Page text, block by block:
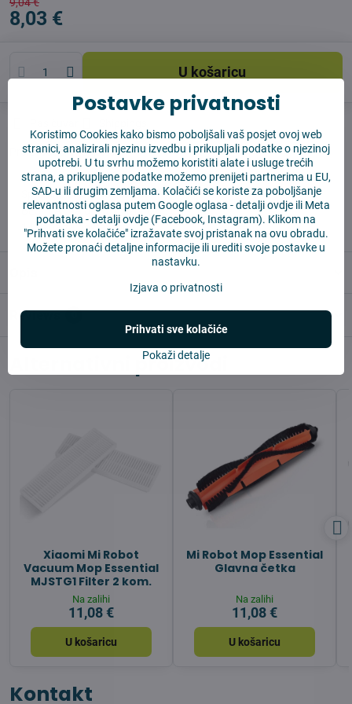
8,03 €
U košaricu
Proizvođač:Vysajto.sk
✅ Spremno za slanje odmah
✅ BESPLATNA dostava iznad 55 EUR
✅ 14 dana za povrat robe
Reviews
Alternativni proizvodi
Xiaomi Mi Robot
Vacuum Mop Essential
MJSTG1 Filter 2 kom.
Na zalihi
11,08 €
U košaricu
Mi Robot Mop Essential
Glavna četka
Na zalihi
11,08 €
U košaricu
Kontakt
Postavke privatnosti
Koristimo Cookies kako bismo poboljšali vaš posjet ovoj web
stranici, analizirali njezinu izvedbu i prikupljali podatke o njezinoj
upotrebi. U tu svrhu možemo koristiti alate i usluge trećih
strana, a prikupljene podatke možemo prenijeti partnerima u EU,
SAD-u ili drugim zemljama. Kolačići se koriste za poboljšanje
relevantnosti oglasa putem Google oglasa -detalji ovdjeili Meta
podataka -detalji ovdje (Facebook, Instagram). Klikom na
"Prihvati sve kolačiće" izražavate svoj pristanak na ovu obradu.
Možete pronaći detaljne informacije ili urediti svoje postavke u
nastavku.
Izjava o privatnosti
Pokaži detalje
Prihvati sve kolačiće